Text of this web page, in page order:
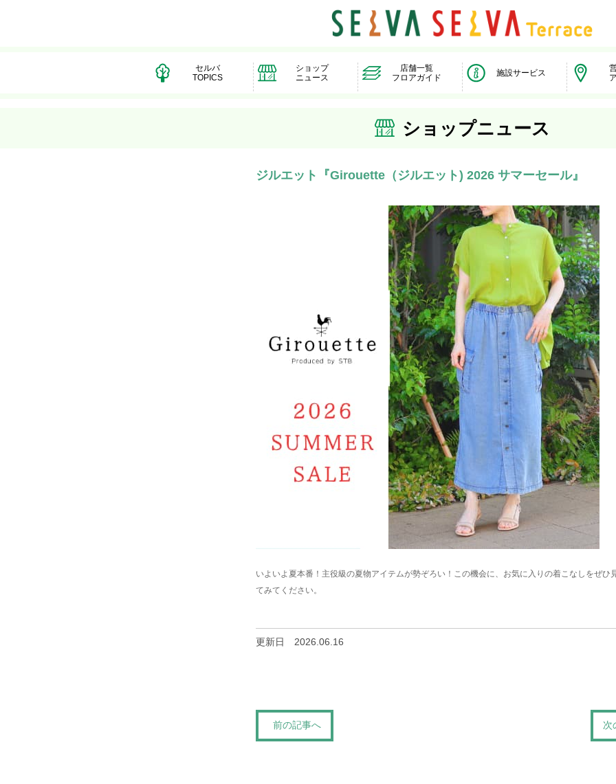
セルバ
TOPICS
ショップ
ニュース
店舗一覧
フロアガイド
施設サービス
ショップニュース
ジルエット『Girouette（ジルエット) 2026 サマーセール』
いよいよ夏本番！主役級の夏物アイテムが勢ぞろい！この機会に、お気に入りの着こなしをぜひ
てみてください。
更新日 2026.06.16
前の記事へ 次